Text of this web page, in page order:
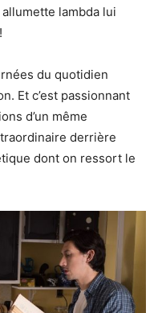
lambda lui
du quotidien
Et c’est passionnant
d’un même
derrière
dont on ressort le